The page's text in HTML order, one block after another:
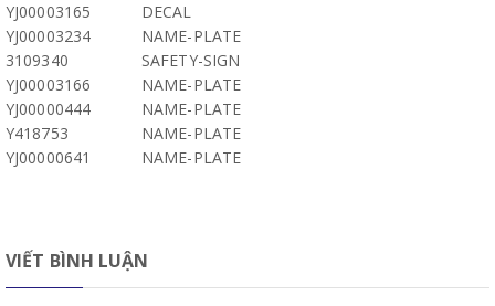
YJ00003165
DECAL
YJ00003234
NAME-PLATE
3109340
SAFETY-SIGN
YJ00003166
NAME-PLATE
YJ00000444
NAME-PLATE
Y418753
NAME-PLATE
YJ00000641
NAME-PLATE
VIẾT BÌNH LUẬN